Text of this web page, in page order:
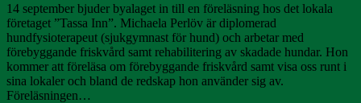
14 september bjuder byalaget in till en föreläsning hos det lokala
företaget ”Tassa Inn”. Michaela Perlöv är diplomerad
hundfysioterapeut (sjukgymnast för hund) och arbetar med
förebyggande friskvård samt rehabilitering av skadade hundar. Hon
kommer att föreläsa om förebyggande friskvård samt visa oss runt i
sina lokaler och bland de redskap hon använder sig av.
Föreläsningen…